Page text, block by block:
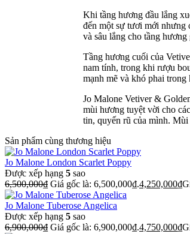
Khi tầng hương đầu lắng
đến một sự tươi mới nhưng
và sâu lắng cho tầng
Tầng hương cuối của
nam tính, trong khi rượu
mạnh mẽ và khó phai trong
Jo Malone Vetiver &
mùi hương tuyệt vời cho
tin, quyến rũ của mình. Mùi
Sản phẩm cùng thương hiệu
Jo Malone London Scarlet Poppy
Được xếp hạng 5 sao
6,500,000₫ Giá gốc là: 6,500,000₫.4,250,000₫
Jo Malone Tuberose Angelica
Được xếp hạng 5 sao
6,900,000₫ Giá gốc là: 6,900,000₫.4,750,000₫